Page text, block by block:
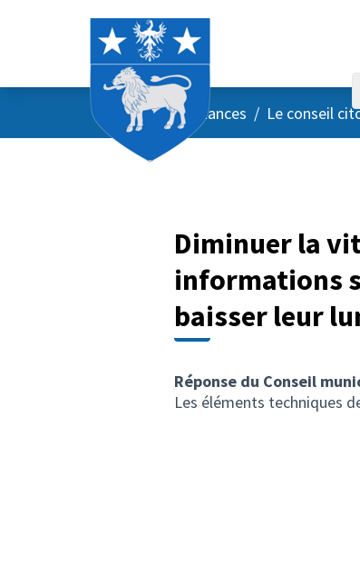
AccueilMenu principal
/ Vos instances / Le conseil
Diminuer la
informations
baisser leur
Réponse du Conseil
Les éléments techniques